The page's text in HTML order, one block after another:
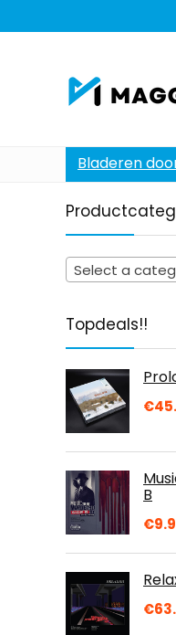
Bladeren
Select a
Topdeals!!
€
B
€
€